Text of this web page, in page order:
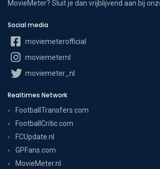
MovieMeter? Sluit je dan vrijblijvend aan bij
Social media
moviemeterofficial
moviemeternl
moviemeter_nl
Realtimes Network
FootballTransfers.com
FootballCritic.com
FCUpdate.nl
GPFans.com
MovieMeter.nl